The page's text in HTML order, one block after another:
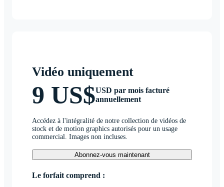
Vidéo uniquement
9 US$USD par mois facturé
annuellement
Accédez à l'intégralité de notre collection de vidéos de
stock et de motion graphics autorisés pour un usage
commercial. Images non incluses.
Abonnez-vous maintenant
Le forfait comprend :